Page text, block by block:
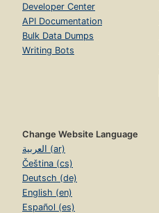
Developer Center
API Documentation
Bulk Data Dumps
Writing Bots
Change Website Language
العربية (ar)
Čeština (cs)
Deutsch (de)
English (en)
Español (es)